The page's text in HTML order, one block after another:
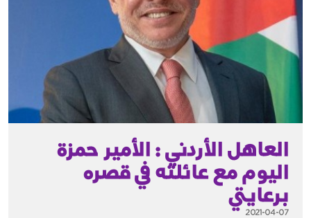
العاهل الأردني : الأمير حمزة
اليوم مع عائلته في قصره
برعايتي
2021-04-07